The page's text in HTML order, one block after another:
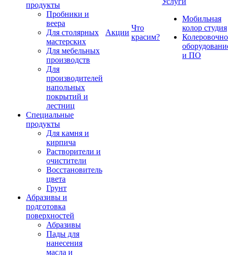
продукты
Пробники и
веера
Для столярных
мастерских
Для мебельных
производств
Для
производителей
напольных
покрытий и
лестниц
Специальные
продукты
Для камня и
кирпича
Растворители и
очистители
Восстановитель
цвета
Грунт
Абразивы и
подготовка
поверхностей
Абразивы
Пады для
нанесения
масла и
Акции
Что
красим?
Мобильная
колор студия
и ПО